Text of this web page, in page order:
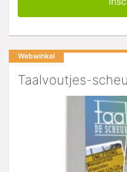
Webwinkel
Taalvoutjes-